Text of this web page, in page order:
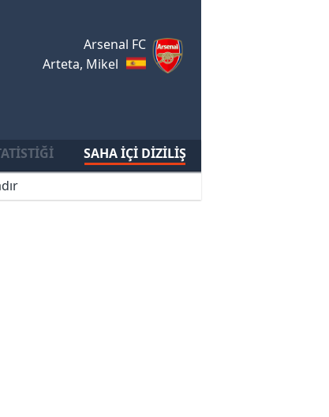
Arsenal FC
Arteta, Mikel
SAHA İÇI DIZILIŞ